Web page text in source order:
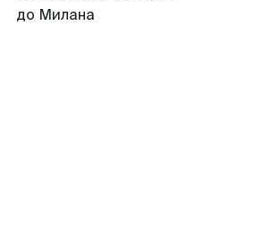
до Милана